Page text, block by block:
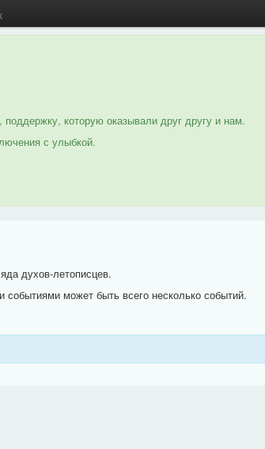
которую оказывали друг другу и нам.
с улыбкой.
духов-летописцев.
событиями может быть всего несколько событий.